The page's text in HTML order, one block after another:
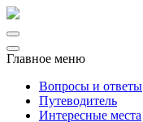
Главное меню
Вопросы и ответы
Путеводитель
Интересные места